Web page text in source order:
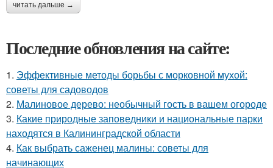
читать дальше →
Последние обновления на сайте:
1. Эффективные методы борьбы с морковной мухой:
советы для садоводов
2. Малиновое дерево: необычный гость в вашем огороде
3. Какие природные заповедники и национальные парки
находятся в Калининградской области
4. Как выбрать саженец малины: советы для
начинающих